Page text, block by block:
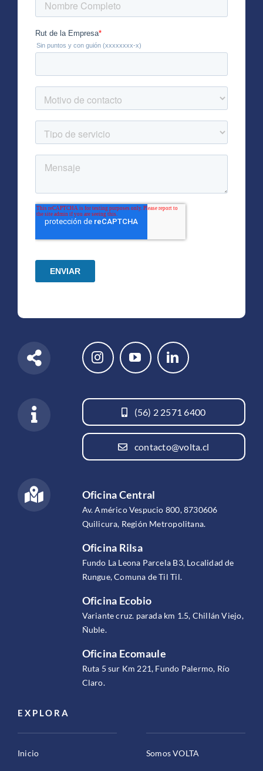
(56) 2 2571 6400
contacto@volta.cl
Oficina Central
Av. Américo Vespucio 800, 8730606
Quilicura, Región Metropolitana.
Oficina Rilsa
Fundo La Leona Parcela B3, Localidad de
Rungue, Comuna de Til Til.
Oficina Ecobio
Variante cruz. parada km 1.5, Chillán Viejo,
Ñuble.
Oficina Ecomaule
Ruta 5 sur Km 221, Fundo Palermo, Río
Claro.
EXPLORA
Inicio Somos VOLTA